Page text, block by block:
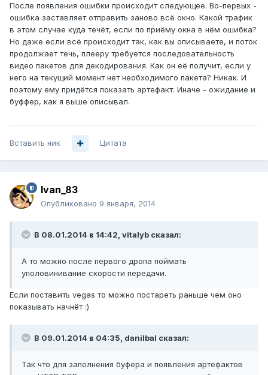
После появления ошибки происходит следующее. Во-первых -
ошибка заставляет отправить заново всё окно. Какой трафик
в этом случае куда течёт, если по приёму окна в нём ошибка?
Но даже если всё происходит так, как вы описываете, и поток
продолжает течь, плееру требуется последовательность
видео пакетов для декодирования. Как он её получит, если у
него на текущий момент нет необходимого пакета? Никак. И
поэтому ему придётся показать артефакт. Иначе - ожидание и
буффер, как я выше описывал.
Вставить ник Цитата
Ivan_83
Опубликовано 9 января, 2014
В 08.01.2014 в 14:42, vitalyb сказал:
А то можно после первого дропа поймать
уполовинивание скорости передачи.
Если поставить vegas то можно постареть раньше чем оно
показывать начнёт :)
В 09.01.2014 в 04:35, danilbal сказал:
Так что для заполнения буфера и появления артефактов